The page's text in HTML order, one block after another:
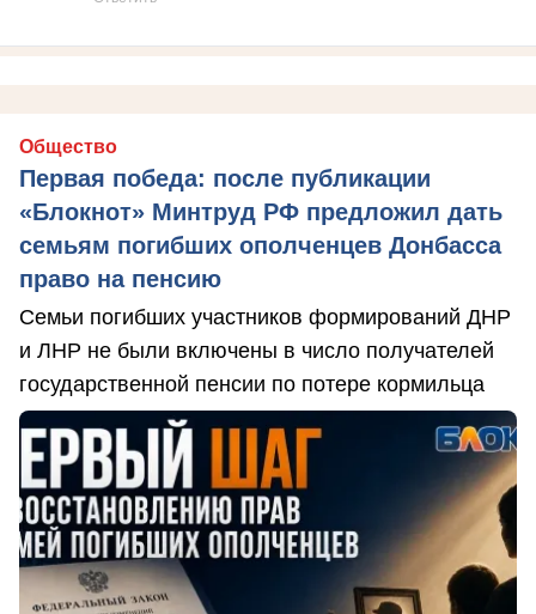
Общество
Первая победа: после публикации
«Блокнот» Минтруд РФ предложил дать
семьям погибших ополченцев Донбасса
право на пенсию
Семьи погибших участников формирований ДНР
и ЛНР не были включены в число получателей
государственной пенсии по потере кормильца